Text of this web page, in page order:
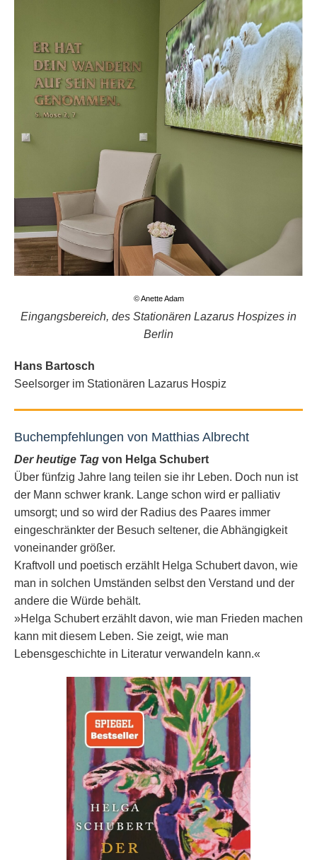
© Anette Adam
Eingangsbereich, des Stationären Lazarus Hospizes in
Berlin
Hans Bartosch
Seelsorger im Stationären Lazarus Hospiz
Buchempfehlungen von Matthias Albrecht
Der heutige Tag von Helga Schubert
Über fünfzig Jahre lang teilen sie ihr Leben. Doch nun ist
der Mann schwer krank. Lange schon wird er palliativ
umsorgt; und so wird der Radius des Paares immer
eingeschränkter der Besuch seltener, die Abhängigkeit
voneinander größer.
Kraftvoll und poetisch erzählt Helga Schubert davon, wie
man in solchen Umständen selbst den Verstand und der
andere die Würde behält.
»Helga Schubert erzählt davon, wie man Frieden machen
kann mit diesem Leben. Sie zeigt, wie man
Lebensgeschichte in Literatur verwandeln kann.«